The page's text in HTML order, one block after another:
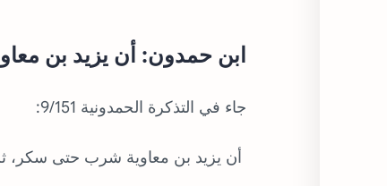
ابن حمدون: أن يزيد بن
جاء في التذكرة الحمدونية 9/151:
أن يزيد بن معاوية شرب حتى سكر،